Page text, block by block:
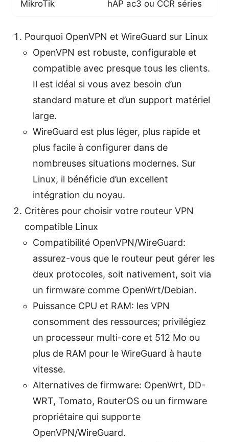
MikroTik hAP ac3 ou CCR séries
Pourquoi OpenVPN et WireGuard sur Linux
OpenVPN est robuste, configurable et
compatible avec presque tous les clients.
Il est idéal si vous avez besoin d’un
standard mature et d’un support matériel
large.
WireGuard est plus léger, plus rapide et
plus facile à configurer dans de
nombreuses situations modernes. Sur
Linux, il bénéficie d’un excellent
intégration du noyau.
Critères pour choisir votre routeur VPN
compatible Linux
Compatibilité OpenVPN/WireGuard:
assurez-vous que le routeur peut gérer les
deux protocoles, soit nativement, soit via
un firmware comme OpenWrt/Debian.
Puissance CPU et RAM: les VPN
consomment des ressources; privilégiez
un processeur multi-core et 512 Mo ou
plus de RAM pour le WireGuard à haute
vitesse.
Alternatives de firmware: OpenWrt, DD-
WRT, Tomato, RouterOS ou un firmware
propriétaire qui supporte
OpenVPN/WireGuard.